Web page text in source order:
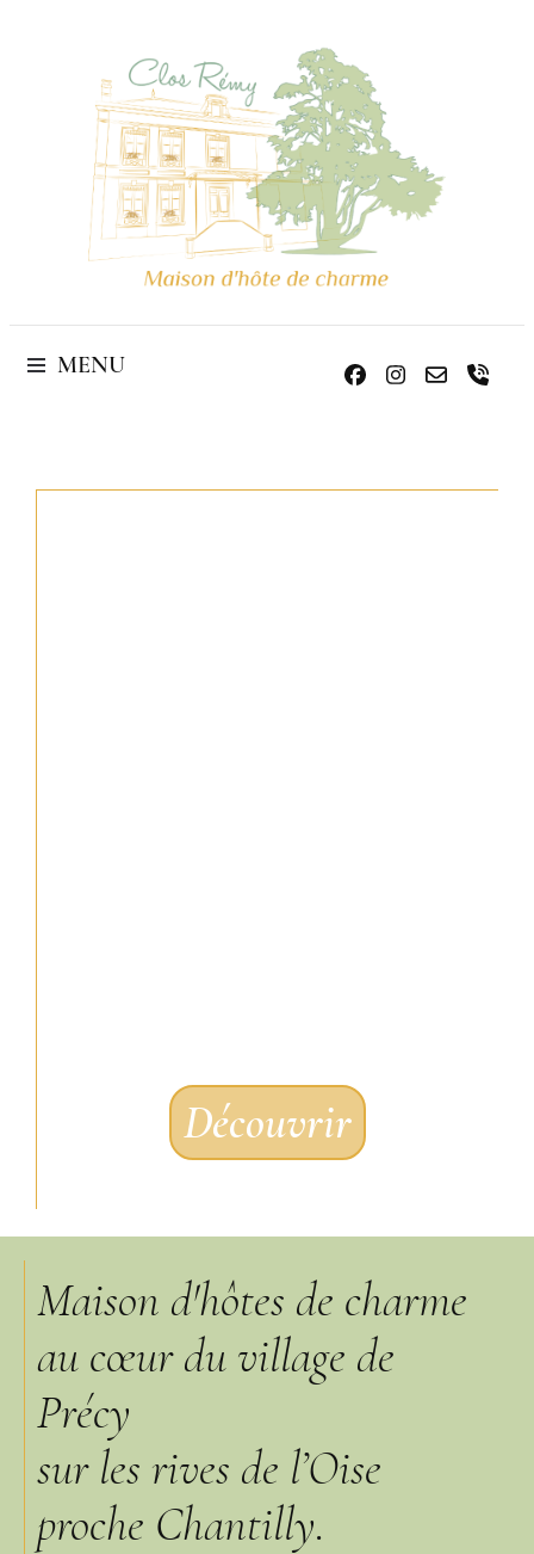
Maison D'hôte
MENU
Découvrir
Maison d'hôtes de charme
au cœur du village de
Précy
sur les rives de l’Oise
proche Chantilly.